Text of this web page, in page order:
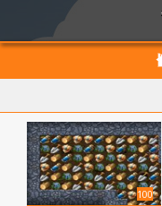
100